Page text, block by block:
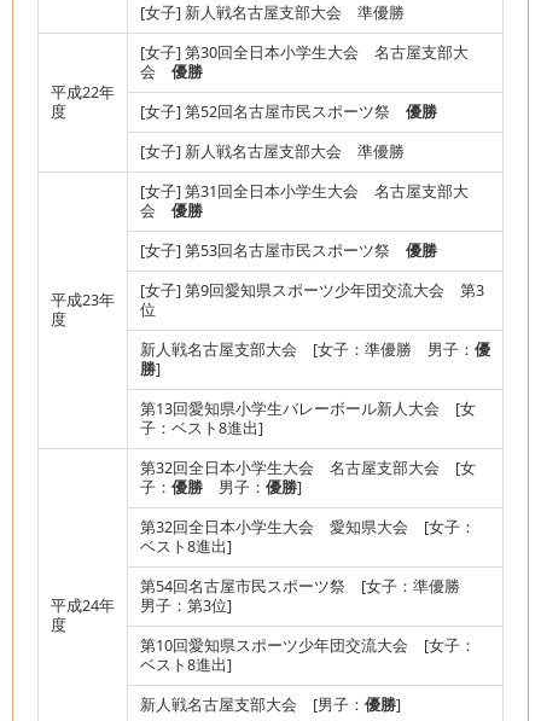
[女子] 新人戦名古屋支部大会 準優勝
平成22年
度
[女子] 第30回全日本小学生大会 名古屋支部大
会 優勝
[女子] 第52回名古屋市民スポーツ祭 優勝
[女子] 新人戦名古屋支部大会 準優勝
平成23年
度
[女子] 第31回全日本小学生大会 名古屋支部大
会 優勝
[女子] 第53回名古屋市民スポーツ祭 優勝
[女子] 第9回愛知県スポーツ少年団交流大会 第3
位
新人戦名古屋支部大会 [女子：準優勝 男子： 優
勝]
第13回愛知県小学生バレーボール新人大会 [女
子：ベスト8進出]
平成24年
度
第32回全日本小学生大会 名古屋支部大会 [女
子： 優勝 男子： 優勝]
第32回全日本小学生大会 愛知県大会 [女子：
ベスト8進出]
第54回名古屋市民スポーツ祭 [女子：準優勝
男子：第3位]
第10回愛知県スポーツ少年団交流大会 [女子：
ベスト8進出]
新人戦名古屋支部大会 [男子： 優勝]